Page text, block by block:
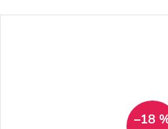
–18